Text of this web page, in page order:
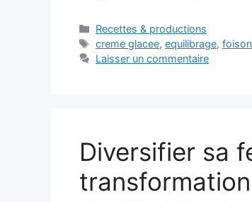
Catégories
Recettes & productions
Étiquettes
creme glacee,equilibrage,
Laisser un commentaire
Diversifier sa